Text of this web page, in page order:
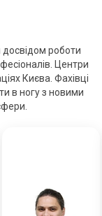
роботи
Центри
Києва. Фахівці
в ногу з новими